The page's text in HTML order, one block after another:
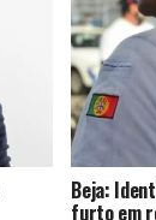
Beja:
furto em